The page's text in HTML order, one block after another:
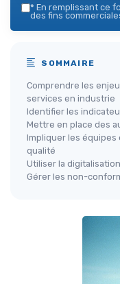
* En remplissant ce
des fins
SOMMAIRE
Comprendre les
services en industrie
Identifier les
Mettre en place des
Impliquer les équipes
qualité
Utiliser la
Gérer les non-